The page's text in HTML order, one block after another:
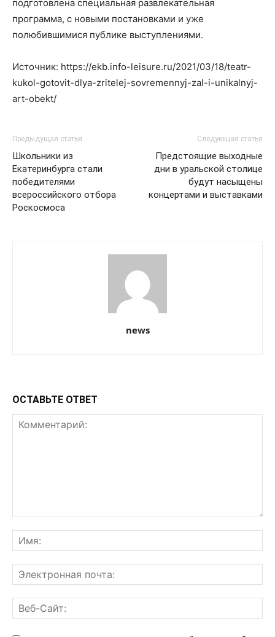
подготовлена специальная развлекательная
программа, с новыми постановками и уже
полюбившимися публике выступлениями.
Источник: https://ekb.info-leisure.ru/2021/03/18/teatr-
kukol-gotovit-dlya-zritelej-sovremennyj-zal-i-unikalnyj-
art-obekt/
Предыдущая статья
Школьники из
Екатеринбурга стали
победителями
всероссийского отбора
Роскосмоса
Следующая статья
Предстоящие выходные
дни в уральской столице
будут насыщены
концертами и выставками
news
ОСТАВЬТЕ ОТВЕТ